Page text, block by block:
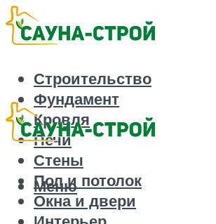
Строительство
Фундамент
Кровля
Печи
Стены
Пол и потолок
Окна и двери
Меню